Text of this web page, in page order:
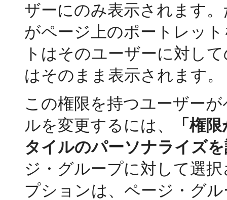
ザーにのみ表示されます
がページ上のポートレッ
トはそのユーザーに対し
はそのまま表示されます。
この権限を持つユーザー
ルを変更するには、
「権
タイルのパーソナライズ
ジ・グループに対して選
プションは、ページ・グ